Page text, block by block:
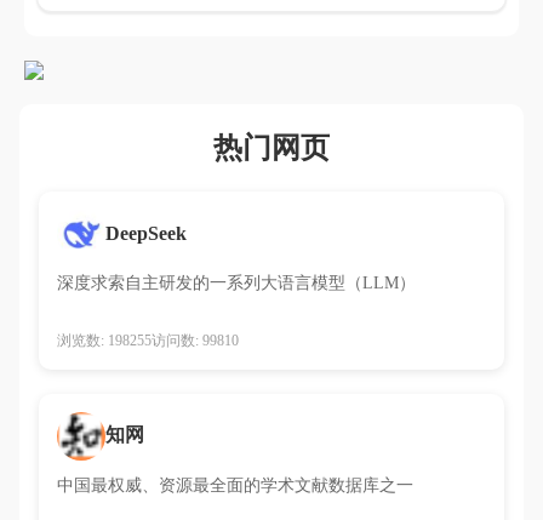
热门网页
DeepSeek
深度求索自主研发的一系列大语言模型（LLM）
浏览数: 198255访问数: 99810
知网
中国最权威、资源最全面的学术文献数据库之一